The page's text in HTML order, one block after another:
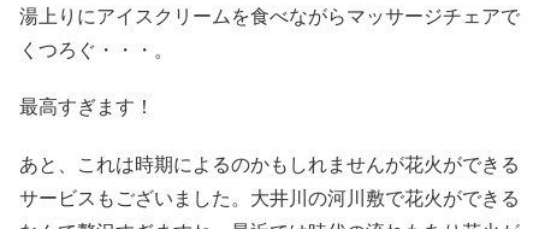
湯上りにアイスクリームを食べながらマッサージチェアで
くつろぐ・・・。
最高すぎます！
あと、これは時期によるのかもしれませんが花火ができる
サービスもございました。大井川の河川敷で花火ができる